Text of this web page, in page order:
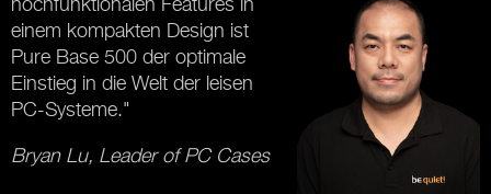
einem kompakten Design ist
Pure Base 500 der optimale
Einstieg in die Welt der leisen
PC-Systeme."
Bryan Lu, Leader of PC Cases